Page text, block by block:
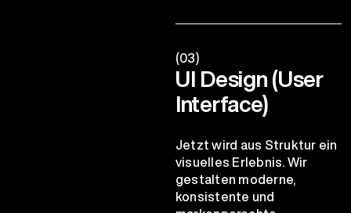
(03)
UI Design (User
Interface)
Jetzt wird aus Struktur ein
visuelles Erlebnis. Wir
gestalten moderne,
konsistente und